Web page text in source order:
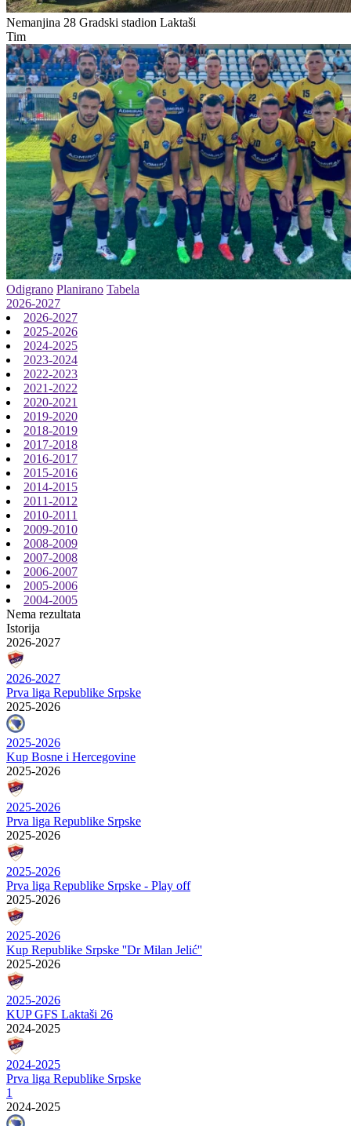
Nemanjina 28 Gradski stadion Laktaši
Tim
Odigrano Planirano Tabela
2026-2027
2026-2027
2025-2026
2024-2025
2023-2024
2022-2023
2021-2022
2020-2021
2019-2020
2018-2019
2017-2018
2016-2017
2015-2016
2014-2015
2011-2012
2010-2011
2009-2010
2008-2009
2007-2008
2006-2007
2005-2006
2004-2005
Nema rezultata
Istorija
2026-2027
2026-2027
Prva liga Republike Srpske
2025-2026
2025-2026
Kup Bosne i Hercegovine
2025-2026
2025-2026
Prva liga Republike Srpske
2025-2026
2025-2026
Prva liga Republike Srpske - Play off
2025-2026
2025-2026
Kup Republike Srpske ''Dr Milan Jelić''
2025-2026
2025-2026
KUP GFS Laktaši 26
2024-2025
2024-2025
Prva liga Republike Srpske
1
2024-2025